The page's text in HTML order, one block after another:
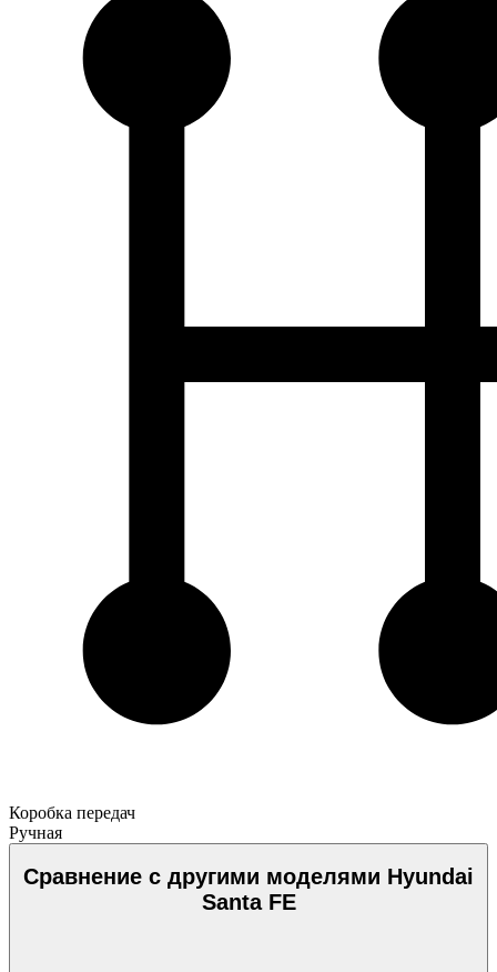
Коробка передач
Ручная
Сравнение с другими моделями Hyundai
Santa FE